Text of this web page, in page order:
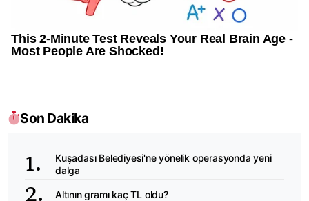
Son Dakika
Kuşadası Belediyesi'ne yönelik operasyonda yeni
dalga
Altının gramı kaç TL oldu?